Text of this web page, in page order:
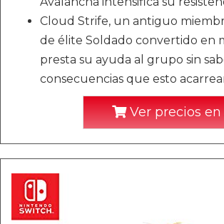
Cloud Strife, un antiguo
de élite Soldado convertido en
presta su ayuda al grupo sin
consecuencias que esto
Ver precios